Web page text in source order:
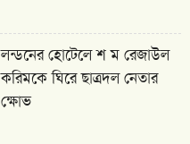
লন্ডনের হোটেলে শ ম রেজাউল
করিমকে ঘিরে ছাত্রদল নেতার
ক্ষোভ